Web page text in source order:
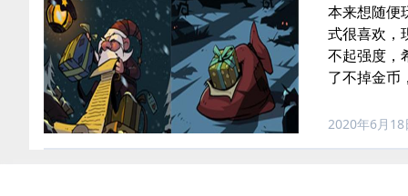
本来想随便
式很喜欢，
不起强度，
了不掉金币
2020年6月18